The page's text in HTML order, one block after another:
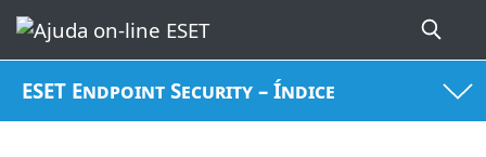
ESET Endpoint Security – Índice